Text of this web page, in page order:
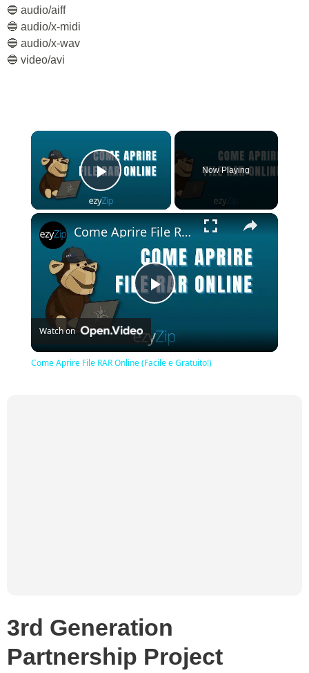
🔵 audio/aiff
🔵 audio/x-midi
🔵 audio/x-wav
🔵 video/avi
×
Play Video
Now Playing
×
Play
Video
Come Aprire File RAR Online (Facile e Gratuito!)
Watch on
Come Aprire File RAR Online (Facile e Gratuito!)
3rd Generation
Partnership Project